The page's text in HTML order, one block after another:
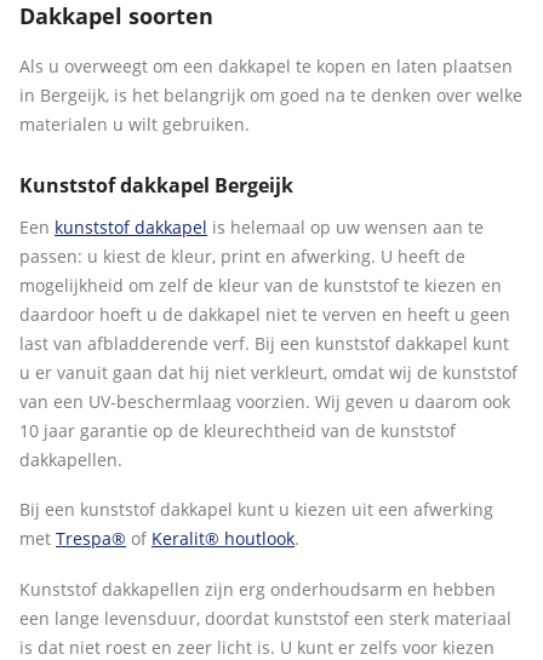
Dakkapel soorten
Als u overweegt om een dakkapel te kopen en laten plaatsen
in Bergeijk, is het belangrijk om goed na te denken over welke
materialen u wilt gebruiken.
Kunststof dakkapel Bergeijk
Een kunststof dakkapel is helemaal op uw wensen aan te
passen: u kiest de kleur, print en afwerking. U heeft de
mogelijkheid om zelf de kleur van de kunststof te kiezen en
daardoor hoeft u de dakkapel niet te verven en heeft u geen
last van afbladderende verf. Bij een kunststof dakkapel kunt
u er vanuit gaan dat hij niet verkleurt, omdat wij de kunststof
van een UV-beschermlaag voorzien. Wij geven u daarom ook
10 jaar garantie op de kleurechtheid van de kunststof
dakkapellen.
Bij een kunststof dakkapel kunt u kiezen uit een afwerking
met Trespa® of Keralit® houtlook.
Kunststof dakkapellen zijn erg onderhoudsarm en hebben
een lange levensduur, doordat kunststof een sterk materiaal
is dat niet roest en zeer licht is. U kunt er zelfs voor kiezen